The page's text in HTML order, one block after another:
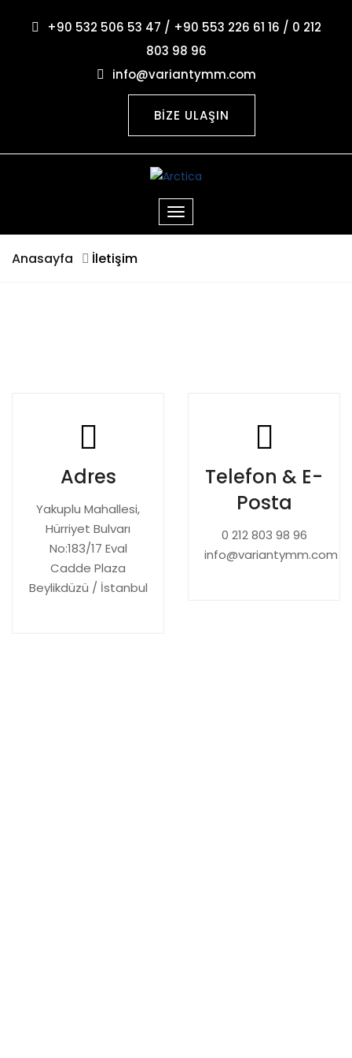
+90 532 506 53 47 / +90 553 226 61 16 / 0 212
803 98 96
info@variantymm.com
BİZE ULAŞIN
Anasayfa İletişim
Adres
Yakuplu Mahallesi,
Hürriyet Bulvarı
No:183/17 Eval
Cadde Plaza
Beylikdüzü / İstanbul
Telefon & E-
Posta
0 212 803 98 96
info@variantymm.com